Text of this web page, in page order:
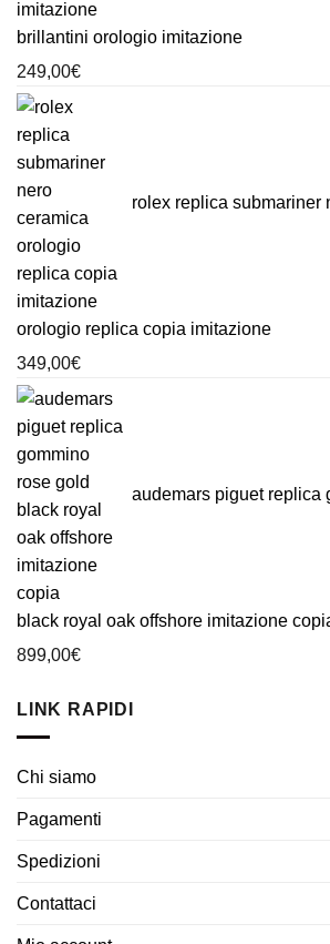
brillantini orologio imitazione
249,00€
rolex replica submariner
orologio replica copia imitazione
349,00€
audemars piguet replica
black royal oak offshore imitazione
899,00€
LINK RAPIDI
Chi siamo
Pagamenti
Spedizioni
Contattaci